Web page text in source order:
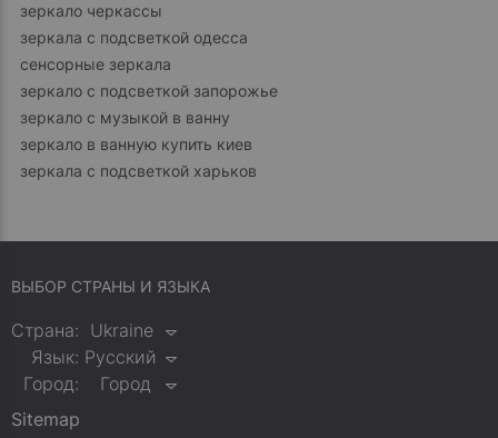
зеркало черкассы
зеркала с подсветкой одесса
сенсорные зеркала
зеркало с подсветкой запорожье
зеркало с музыкой в ванну
зеркало в ванную купить киев
зеркала с подсветкой харьков
ВЫБОР СТРАНЫ И ЯЗЫКА
Страна: Ukraine
Язык: Русский
Город:
Город
Sitemap